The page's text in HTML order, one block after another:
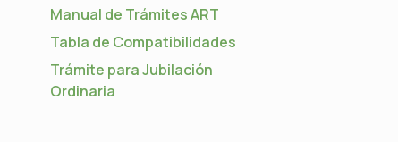
Manual de Trámites ART
Tabla de Compatibilidades
Trámite para Jubilación
Ordinaria